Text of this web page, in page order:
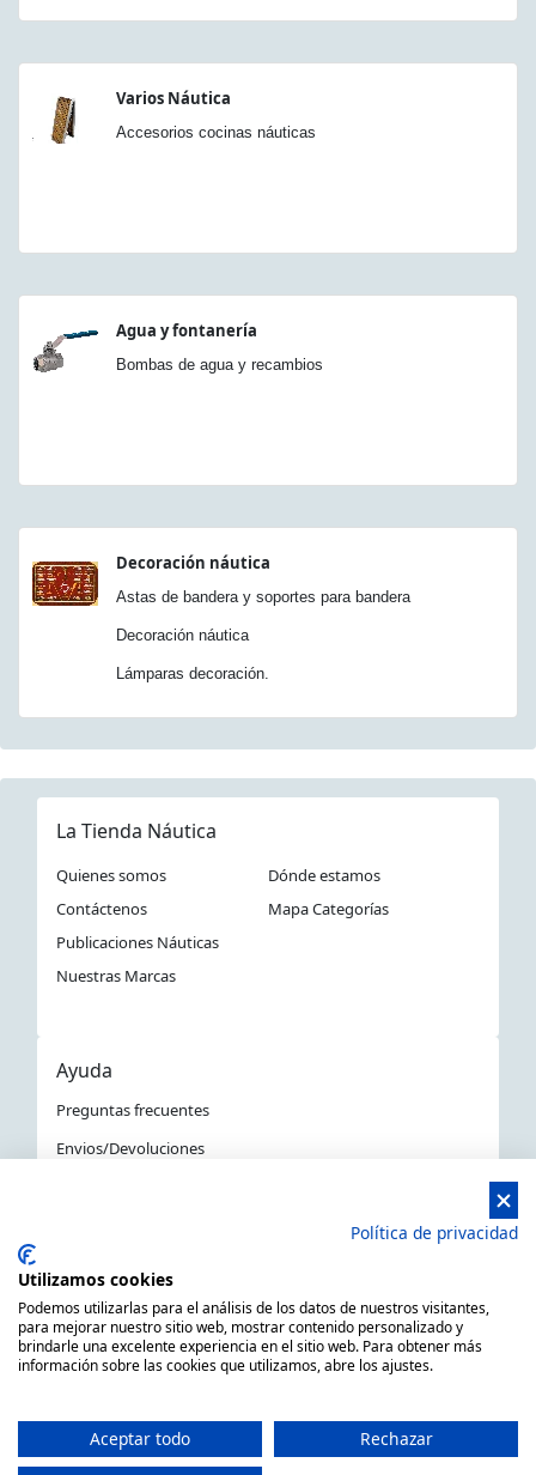
Varios Náutica
Accesorios cocinas náuticas
Agua y fontanería
Bombas de agua y recambios
Decoración náutica
Astas de bandera y soportes para bandera
Decoración náutica
Lámparas decoración.
La Tienda Náutica
Quienes somos
Dónde estamos
Contáctenos
Mapa Categorías
Publicaciones Náuticas
Nuestras Marcas
Ayuda
Preguntas frecuentes
Envios/Devoluciones
La Tienda Náutica en Barcelona
C/ Primer de Maig 6, 08980 Sant Feliu de Llobregat,
Barcelona (España)
Horario de 9.00h a 14:00h y de 15.00h a 18.00h -
Política de privacidad
Utilizamos cookies
Podemos utilizarlas para el análisis de los datos de nuestros visitantes,
para mejorar nuestro sitio web, mostrar contenido personalizado y
brindarle una excelente experiencia en el sitio web. Para obtener más
información sobre las cookies que utilizamos, abre los ajustes.
Aceptar todo
Rechazar